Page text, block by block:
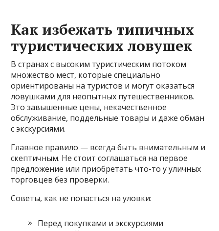
Как избежать типичных
туристических ловушек
В странах с высоким туристическим потоком
множество мест, которые специально
ориентированы на туристов и могут оказаться
ловушками для неопытных путешественников.
Это завышенные цены, некачественное
обслуживание, поддельные товары и даже обман
с экскурсиями.
Главное правило — всегда быть внимательным и
скептичным. Не стоит соглашаться на первое
предложение или приобретать что-то у уличных
торговцев без проверки.
Советы, как не попасться на уловки:
Перед покупками и экскурсиями